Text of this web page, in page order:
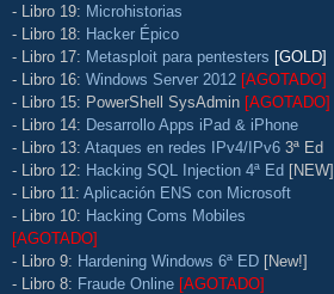
- Libro 19: Microhistorias
- Libro 18: Hacker Épico
- Libro 17: Metasploit para pentesters [GOLD]
- Libro 16: Windows Server 2012 [AGOTADO]
- Libro 15: PowerShell SysAdmin [AGOTADO]
- Libro 14: Desarrollo Apps iPad & iPhone
- Libro 13: Ataques en redes IPv4/IPv6 3ª Ed
- Libro 12: Hacking SQL Injection 4ª Ed [NEW]
- Libro 11: Aplicación ENS con Microsoft
- Libro 10: Hacking Coms Mobiles
[AGOTADO]
- Libro 9: Hardening Windows 6ª ED [New!]
- Libro 8: Fraude Online [AGOTADO]